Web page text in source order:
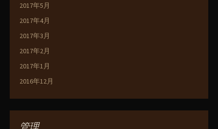
2017年5月
2017年4月
2017年3月
2017年2月
2017年1月
2016年12月
管理